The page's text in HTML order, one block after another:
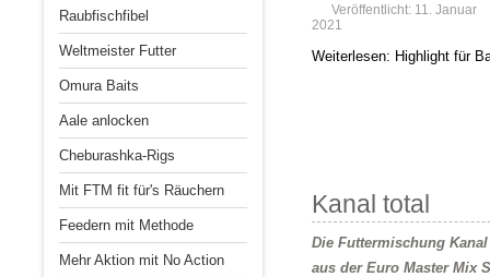
Raubfischfibel
Weltmeister Futter
Omura Baits
Aale anlocken
Cheburashka-Rigs
Mit FTM fit für's Räuchern
Feedern mit Methode
Mehr Aktion mit No Action
Veröffentlicht: 11. Januar
2021
Weiterlesen: Highlight für
Kanal total
Die Futtermischung
aus der Euro Master Mix